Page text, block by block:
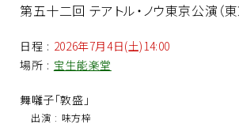
第五十二回 テアトル・ノウ東京公演（東
日程 : 2026年7月4日(土)14:00
場所 : 宝生能楽堂
舞囃子「敦盛」
出演 : 味方梓